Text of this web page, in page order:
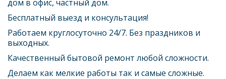
дом в офис, частный дом.
Бесплатный выезд и консультация!
Работаем круглосуточно 24/7. Без праздников и
выходных.
Качественный бытовой ремонт любой сложности.
Делаем как мелкие работы так и самые сложные.